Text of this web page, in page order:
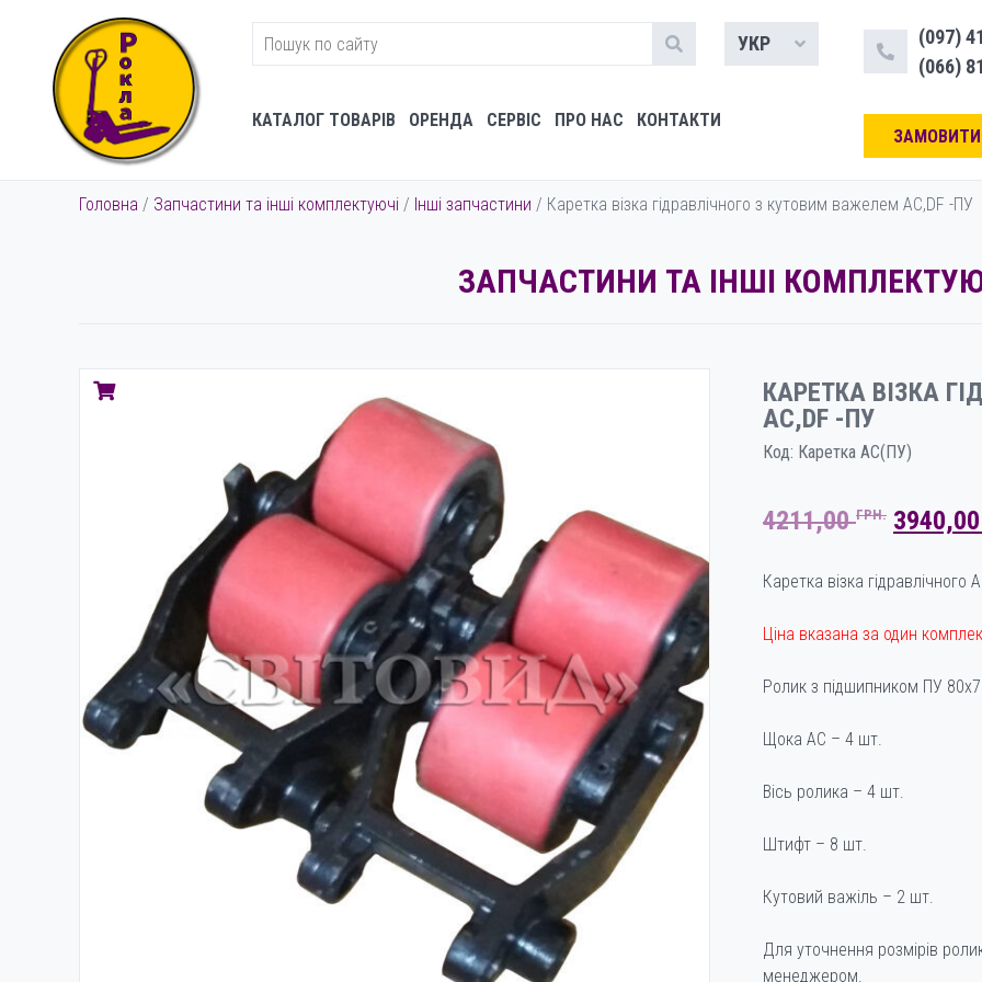
УКР
(097)
(066)
ЗАМОВИТИ
КАТАЛОГ ТОВАРІВ ОРЕНДА СЕРВІС ПРО НАС КОНТАКТИ
Головна / Запчастини та інші комплектуючі / Інші запчастини / Каретка візка гідравлічного з кутовим важелем АС,DF -ПУ
ЗАПЧАСТИНИ ТА ІНШІ
КАРЕТКА ВІЗКА
АС,DF -ПУ
Код: Каретка АС(ПУ)
4211,00ГРН.
ЦІНА:
Каретка візка
Ціна вказана за один
Ролик з підшипником ПУ
Щока АС – 4 шт.
Вісь ролика – 4 шт.
Штифт – 8 шт.
Кутовий важіль – 2 шт.
Для уточнення розмірів
менеджером.